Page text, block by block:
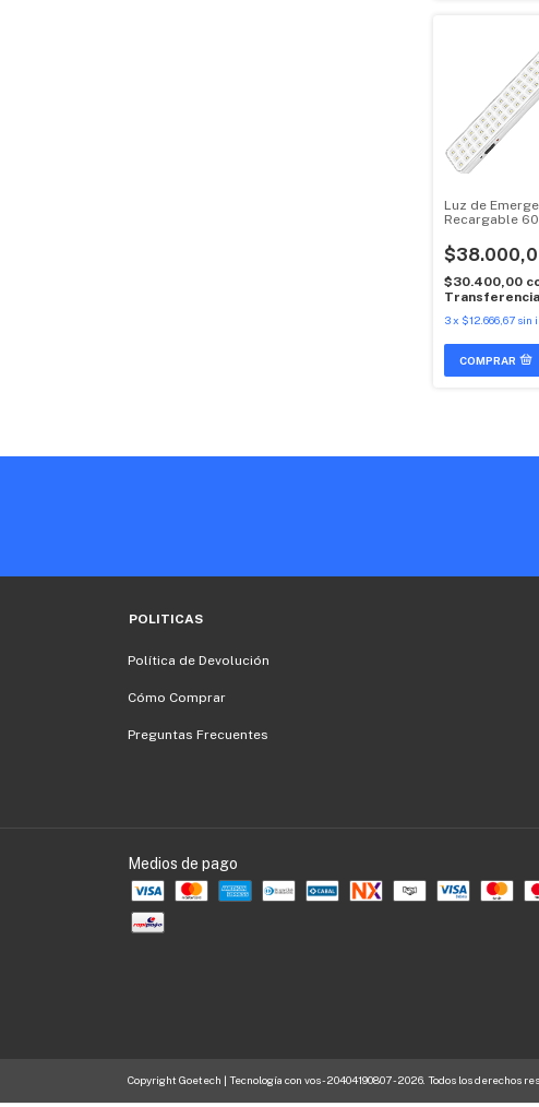
Luz de
Recargable 60
$30.400,00
Transferencia
3x $12.666,67 sin
POLITICAS
Política de Devolución
Cómo Comprar
Preguntas Frecuentes
Medios de pago
Copyright Goetech | Tecnología con vos - 20404190807 - 2026. Todos los derechos